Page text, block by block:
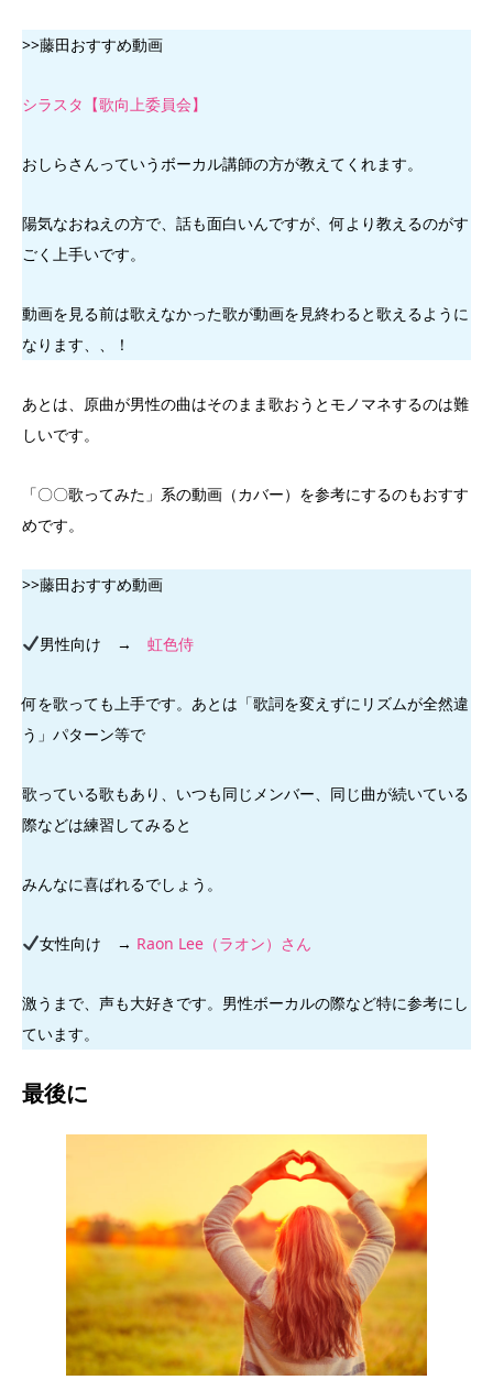
>>藤田おすすめ動画
シラスタ【歌向上委員会】
おしらさんっていうボーカル講師の方が教えてくれます。
陽気なおねえの方で、話も面白いんですが、何より教えるのがす
ごく上手いです。
動画を見る前は歌えなかった歌が動画を見終わると歌えるように
なります、、！
あとは、原曲が男性の曲はそのまま歌おうとモノマネするのは難
しいです。
「〇〇歌ってみた」系の動画（カバー）を参考にするのもおすす
めです。
>>藤田おすすめ動画
男性向け → 虹色侍
何を歌っても上手です。あとは「歌詞を変えずにリズムが全然違
う」パターン等で
歌っている歌もあり、いつも同じメンバー、同じ曲が続いている
際などは練習してみると
みんなに喜ばれるでしょう。
女性向け → Raon Lee（ラオン）さん
激うまで、声も大好きです。男性ボーカルの際など特に参考にし
ています。
最後に